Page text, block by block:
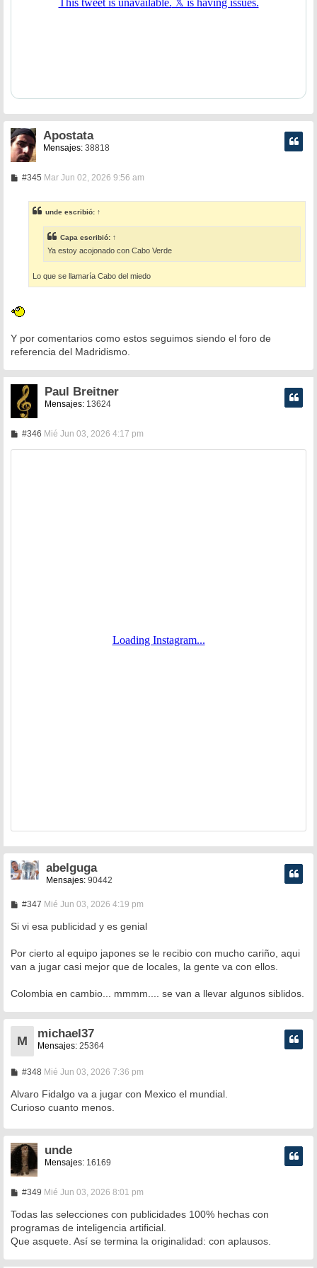
Apostata
Mensajes:38818
#345M
s
a
Mar Jun 02, 2026 9:56 am
unde escribió: ↑
Capa escribió: ↑
Ya estoy acojonado con Cabo Verde
Lo que se llamaría Cabo del miedo
Y por comentarios como estos seguimos siendo el foro de
referencia del Madridismo.
Paul Breitner
Mensajes:13624
#346M
n
Mié Jun 03, 2026 4:17 pm
abelguga
Mensajes: 90442
#347M
n
j
e
Mié Jun 03, 2026 4:19 pm
Si vi esa publicidad y es genial
Por cierto al equipo japones se le recibio con mucho cariño, aqui
van a jugar casi mejor que de locales, la gente va con ellos.
Colombia en cambio... mmmm.... se van a llevar algunos siblidos.
M
michael37
Mensajes: 25364
#348M
n
a
e
Mié Jun 03, 2026 7:36 pm
Alvaro Fidalgo va a jugar con Mexico el mundial.
Curioso cuanto menos.
unde
Mensajes:16169
#349M
n
a
j
Mié Jun 03, 2026 8:01 pm
Todas las selecciones con publicidades 100% hechas con
programas de inteligencia artificial.
Que asquete. Así se termina la originalidad: con aplausos.